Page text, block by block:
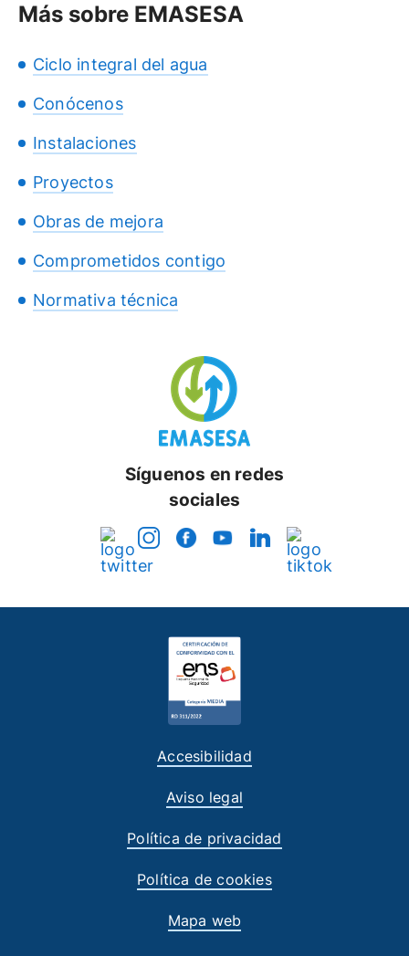
Más sobre EMASESA
Ciclo integral del agua
Conócenos
Instalaciones
Proyectos
Obras de mejora
Comprometidos contigo
Normativa técnica
Síguenos en redes
sociales
Accesibilidad
Aviso legal
Política de privacidad
Política de cookies
Mapa web